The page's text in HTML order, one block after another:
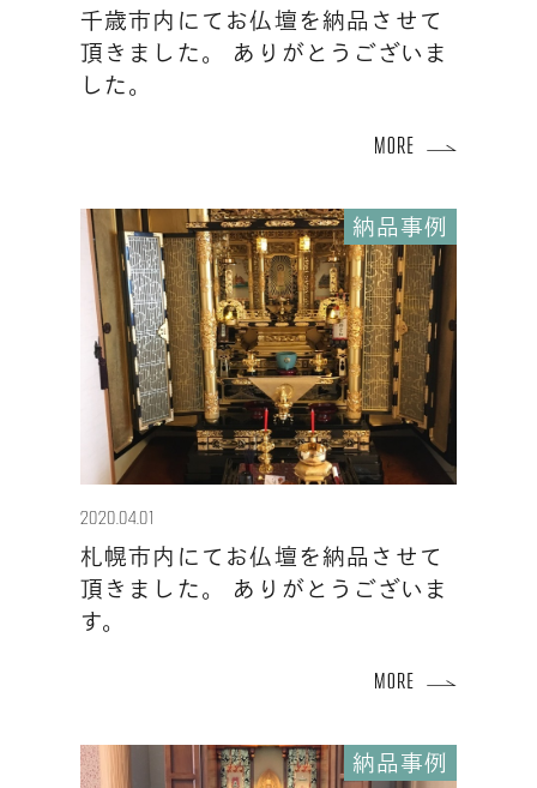
千歳市内にてお仏壇を納品させて
頂きました。 ありがとうございま
した。
納品事例
2020.04.01
札幌市内にてお仏壇を納品させて
頂きました。 ありがとうございま
す。
納品事例